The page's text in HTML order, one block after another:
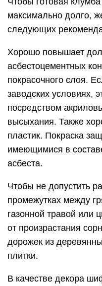
максимально долго,
следующих
Хорошо повышает
асбестоцементных
покрасочного слоя.
заводских условиях,
посредством
высыхания. Также
пластик. Покраска
имеющимися в
асбеста.
Чтобы не допустить
промежутках между
газонной травой или
от произрастания
дорожек из
плитки.
В качестве декора